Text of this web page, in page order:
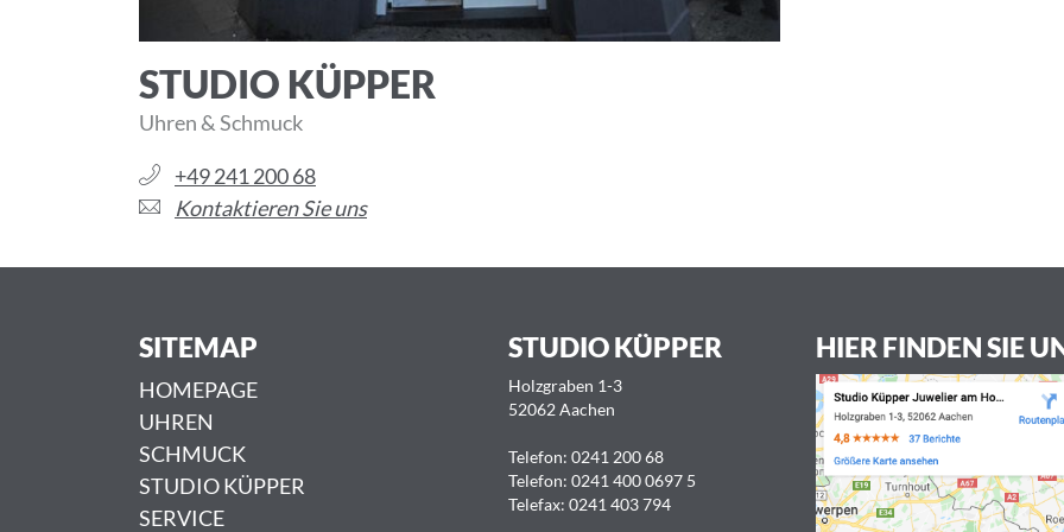
STUDIO KÜPPER
Uhren & Schmuck
+49 241 200 68
Kontaktieren Sie uns
SITEMAP
HOMEPAGE
UHREN
SCHMUCK
STUDIO KÜPPER
SERVICE
STUDIO KÜPPER
Holzgraben 1-3
52062 Aachen
Telefon: 0241 200 68
Telefon: 0241 400 0697 5
Telefax: 0241 403 794
HIER FINDEN SIE